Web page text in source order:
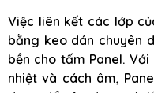
Việc liên kết các lớp
bằng keo dán chuyên
bền cho tấm Panel.
nhiệt và cách âm,